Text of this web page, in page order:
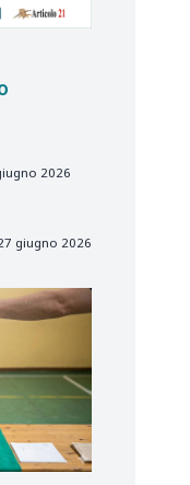
2026
giugno 2026